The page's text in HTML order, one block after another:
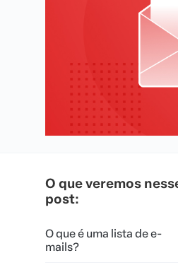
O que veremos
post:
O que é uma lista de e-
mails?